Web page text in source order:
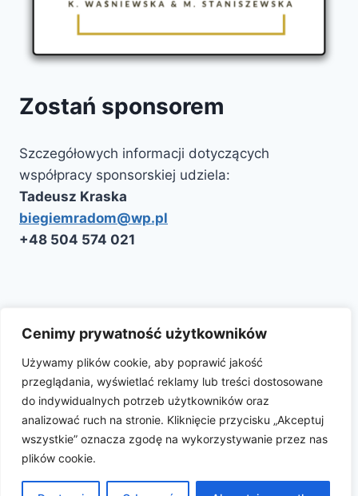
Cenimy prywatność użytkowników
Używamy plików cookie, aby poprawić jakość
przeglądania, wyświetlać reklamy lub treści dostosowane
do indywidualnych potrzeb użytkowników oraz
analizować ruch na stronie. Kliknięcie przycisku „Akceptuj
wszystkie” oznacza zgodę na wykorzystywanie przez nas
plików cookie.
Zostań sponsorem
Szczegółowych informacji dotyczących
współpracy sponsorskiej udziela:
Tadeusz Kraska
biegiemradom@wp.pl
‭+48 504 574 021‬
Facebook
© 2026 Półmaraton Radomskiego Czerwca '76